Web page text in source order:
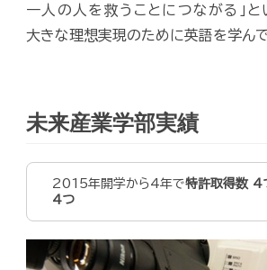
一人の人を救うことにつながる」と
大きな理想実現のために英語を学んで
未来産業学部実績
2015年開学から4年で特許取得数 4
4つ